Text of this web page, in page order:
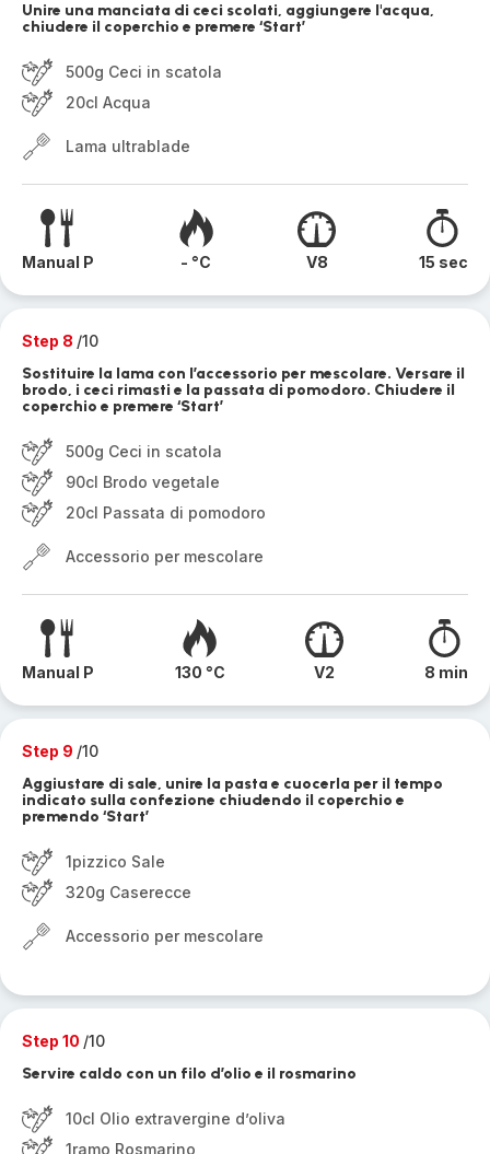
Unire una manciata di ceci scolati, aggiungere l'acqua,
chiudere il coperchio e premere ‘Start’
500g Ceci in scatola
20cl Acqua
Lama ultrablade
Manual P - °C V8 15 sec
Step 8 /10
Sostituire la lama con l’accessorio per mescolare. Versare il
brodo, i ceci rimasti e la passata di pomodoro. Chiudere il
coperchio e premere ‘Start’
500g Ceci in scatola
90cl Brodo vegetale
20cl Passata di pomodoro
Accessorio per mescolare
Manual P 130 °C V2 8 min
Step 9 /10
Aggiustare di sale, unire la pasta e cuocerla per il tempo
indicato sulla confezione chiudendo il coperchio e
premendo ‘Start’
1pizzico Sale
320g Caserecce
Accessorio per mescolare
Step 10 /10
Servire caldo con un filo d’olio e il rosmarino
10cl Olio extravergine d’oliva
1ramo Rosmarino